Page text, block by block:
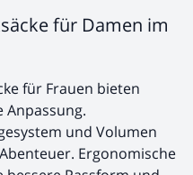
für Damen im
für Frauen bieten
und Volumen
Ergonomische